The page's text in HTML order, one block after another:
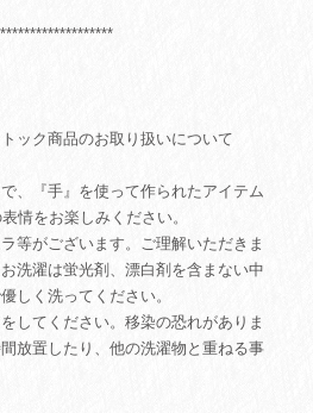
ック商品のお取り扱いについて
、『手』を使って作られたアイテム
情をお楽しみください。
等がございます。ご理解いただきま
洗濯は蛍光剤、漂白剤を含まない中
しく洗ってください。
してください。移染の恐れがありま
放置したり、他の洗濯物と重ねる事